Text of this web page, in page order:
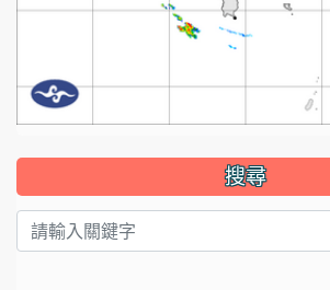
::: 搜尋